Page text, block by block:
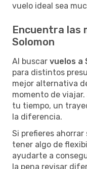
vuelo ideal sea
Encuentra las
Solomon
Al buscar vuelos a
para distintos
mejor alternativa
momento de
tu tiempo, un
la diferencia.
Si prefieres
tener algo de
ayudarte a
la pena revisar